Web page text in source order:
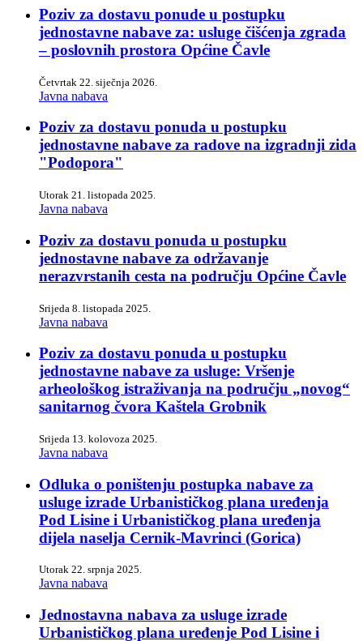
Poziv za dostavu ponude u postupku
jednostavne nabave za: usluge čišćenja zgrada
– poslovnih prostora Općine Čavle
Četvrtak 22. siječnja 2026.
Javna nabava
Poziv za dostavu ponuda u postupku
jednostavne nabave za radove na izgradnji zida
"Podopora"
Utorak 21. listopada 2025.
Javna nabava
Poziv za dostavu ponuda u postupku
jednostavne nabave za održavanje
nerazvrstanih cesta na području Općine Čavle
Srijeda 8. listopada 2025.
Javna nabava
Poziv za dostavu ponuda u postupku
jednostavne nabave za usluge: Vršenje
arheološkog istraživanja na području „novog“
sanitarnog čvora Kaštela Grobnik
Srijeda 13. kolovoza 2025.
Javna nabava
Odluka o poništenju postupka nabave za
usluge izrade Urbanističkog plana uređenja
Pod Lisine i Urbanističkog plana uređenja
dijela naselja Cernik-Mavrinci (Gorica)
Utorak 22. srpnja 2025.
Javna nabava
Jednostavna nabava za usluge izrade
Urbanističkog plana uređenje Pod Lisine i